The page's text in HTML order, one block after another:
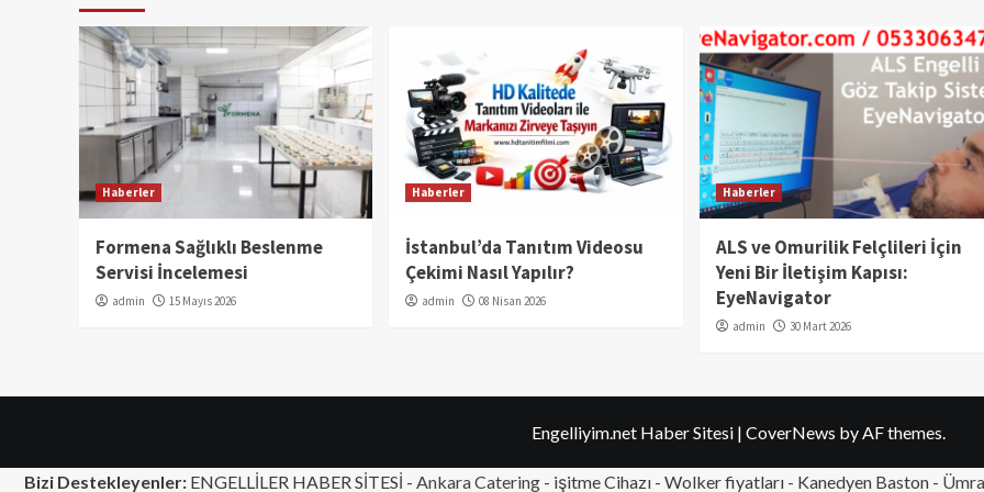
Haberler
Formena Sağlıklı Beslenme
Servisi İncelemesi
admin 15 Mayıs 2026
Haberler
İstanbul’da Tanıtım Videosu
Çekimi Nasıl Yapılır?
admin 08 Nisan 2026
Haberler
ALS ve Omurilik Felçlileri İçin
Yeni Bir İletişim Kapısı:
EyeNavigator
admin 30 Mart 2026
Engelliyim.net Haber Sitesi | CoverNews by AF themes.
Bizi Destekleyenler: ENGELLİLER HABER SİTESİ - Ankara Catering - işitme Cihazı - Wolker fiyatları - Kanedyen Baston -